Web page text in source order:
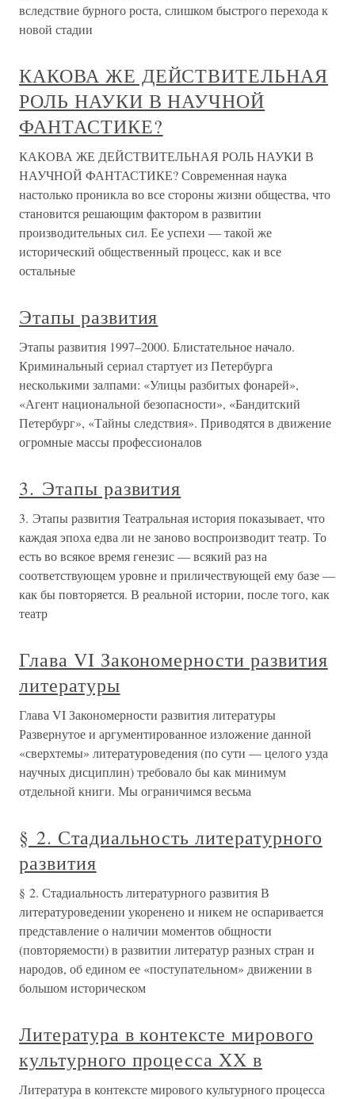
вследствие бурного роста, слишком быстрого перехода к
новой стадии
КАКОВА ЖЕ ДЕЙСТВИТЕЛЬНАЯ
РОЛЬ НАУКИ В НАУЧНОЙ
ФАНТАСТИКЕ?
КАКОВА ЖЕ ДЕЙСТВИТЕЛЬНАЯ РОЛЬ НАУКИ В
НАУЧНОЙ ФАНТАСТИКЕ? Современная наука
настолько проникла во все стороны жизни общества, что
становится решающим фактором в развитии
производительных сил. Ее успехи — такой же
исторический общественный процесс, как и все
остальные
Этапы развития
Этапы развития 1997–2000. Блистательное начало.
Криминальный сериал стартует из Петербурга
несколькими залпами: «Улицы разбитых фонарей»,
«Агент национальной безопасности», «Бандитский
Петербург», «Тайны следствия». Приводятся в движение
огромные массы профессионалов
3. Этапы развития
3. Этапы развития Театральная история показывает, что
каждая эпоха едва ли не заново воспроизводит театр. То
есть во всякое время генезис — всякий раз на
соответствующем уровне и приличествующей ему базе —
как бы повторяется. В реальной истории, после того, как
театр
Глава VI Закономерности развития
литературы
Глава VI Закономерности развития литературы
Развернутое и аргументированное изложение данной
«сверхтемы» литературоведения (по сути — целого узда
научных дисциплин) требовало бы как минимум
отдельной книги. Мы ограничимся весьма
§ 2. Стадиальность литературного
развития
§ 2. Стадиальность литературного развития В
литературоведении укоренено и никем не оспаривается
представление о наличии моментов общности
(повторяемости) в развитии литератур разных стран и
народов, об едином ее «поступательном» движении в
большом историческом
Литература в контексте мирового
культурного процесса XX в
Литература в контексте мирового культурного процесса